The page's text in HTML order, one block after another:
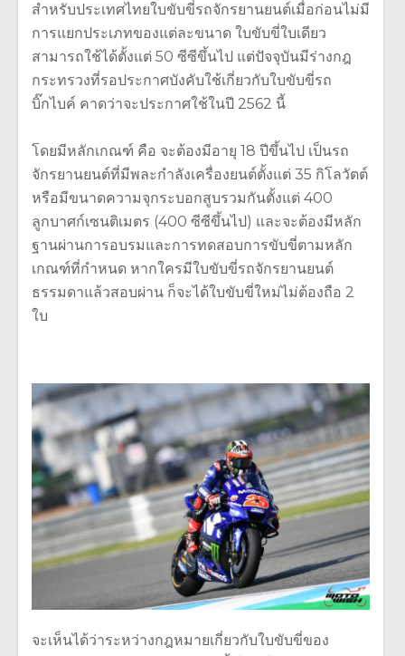
สำหรับประเทศไทยใบขับขี่รถจักรยานยนต์เมื่อก่อนไม่มี
การแยกประเภทของแต่ละขนาด ใบขับขี่ใบเดียว
สามารถใช้ได้ตั้งแต่ 50 ซีซีขึ้นไป แต่ปัจจุบันมีร่างกฎ
กระทรวงที่รอประกาศบังคับใช้เกี่ยวกับใบขับขี่รถ
บิ๊กไบค์ คาดว่าจะประกาศใช้ในปี 2562 นี้
โดยมีหลักเกณฑ์ คือ จะต้องมีอายุ 18 ปีขึ้นไป เป็นรถ
จักรยานยนต์ที่มีพละกำลังเครื่องยนต์ตั้งแต่ 35 กิโลวัตต์
หรือมีขนาดความจุกระบอกสูบรวมกันตั้งแต่ 400
ลูกบาศก์เซนติเมตร (400 ซีซีขึ้นไป) และจะต้องมีหลัก
ฐานผ่านการอบรมและการทดสอบการขับขี่ตามหลัก
เกณฑ์ที่กำหนด หากใครมีใบขับขี่รถจักรยานยนต์
ธรรมดาแล้วสอบผ่าน ก็จะได้ใบขับขี่ใหม่ไม่ต้องถือ 2
ใบ
จะเห็นได้ว่าระหว่างกฎหมายเกี่ยวกับใบขับขี่ของ